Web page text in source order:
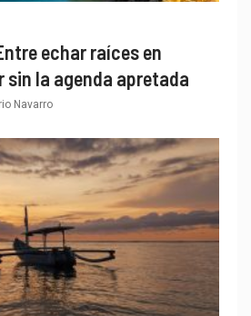
echar raíces en
sin la agenda apretada
Navarro